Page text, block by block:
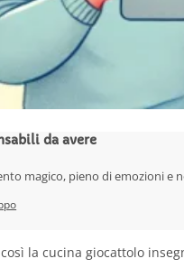
da avere
magico, pieno di emozioni e